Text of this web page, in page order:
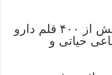
۱۴- بازگشت حذف بیش از ۴۰۰ قلم دارو
حیاتی و